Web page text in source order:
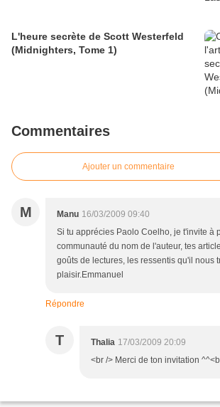
L'heure secrète de Scott Westerfeld
(Midnighters, Tome 1)
Commentaires
Ajouter un commentaire
M Manu 16/03/2009 09:40
Si tu apprécies Paolo Coelho, je t'invite à
communauté du nom de l'auteur, tes
goûts de lectures, les ressentis qu'il nous
plaisir.Emmanuel
Répondre
T Thalia 17/03/2009 20:09
<br /> Merci de ton invitation